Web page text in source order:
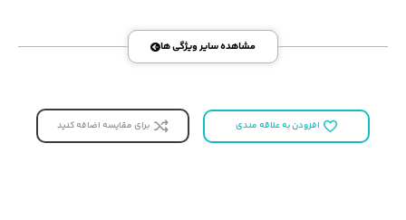
مشاهده سایر ویژگی ها
افزودن به علاقه مندی برای مقایسه اضافه کنید